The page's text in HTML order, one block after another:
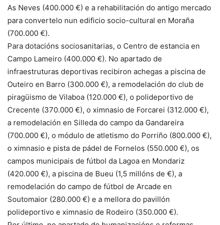
As Neves (400.000 €) e a rehabilitación do antigo mercado
para convertelo nun edificio socio-cultural en Moraña
(700.000 €).
Para dotacións sociosanitarias, o Centro de estancia en
Campo Lameiro (400.000 €). No apartado de
infraestruturas deportivas recibiron achegas a piscina de
Outeiro en Barro (300.000 €), a remodelación do club de
piragüismo de Vilaboa (120.000 €), o polideportivo de
Crecente (370.000 €), o ximnasio de Forcarei (312.000 €),
a remodelación en Silleda do campo da Gandareira
(700.000 €), o módulo de atletismo do Porriño (800.000 €),
o ximnasio e pista de pádel de Fornelos (550.000 €), os
campos municipais de fútbol da Lagoa en Mondariz
(420.000 €), a piscina de Bueu (1,5 millóns de €), a
remodelación do campo de fútbol de Arcade en
Soutomaior (280.000 €) e a mellora do pavillón
polideportivo e ximnasio de Rodeiro (350.000 €).